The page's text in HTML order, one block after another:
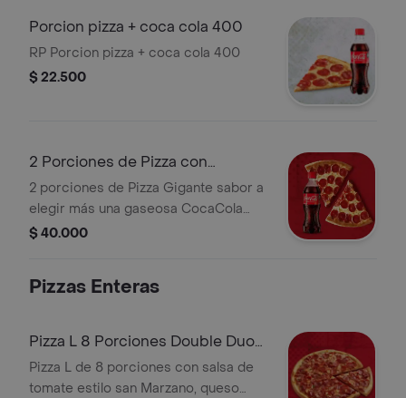
Porcion pizza + coca cola 400
RP Porcion pizza + coca cola 400
$ 22.500
2 Porciones de Pizza con
Gaseosa 400ml
2 porciones de Pizza Gigante sabor a
elegir más una gaseosa CocaCola
400ml
$ 40.000
Pizzas Enteras
Pizza L 8 Porciones Double Duo
Pepperoni
Pizza L de 8 porciones con salsa de
tomate estilo san Marzano, queso